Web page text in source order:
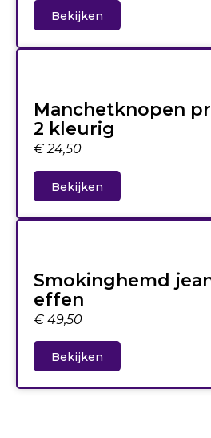
Bekijken
Manchetknopen
2 kleurig
€24,50
Bekijken
Smokinghemd
effen
€ 49,50
Bekijken